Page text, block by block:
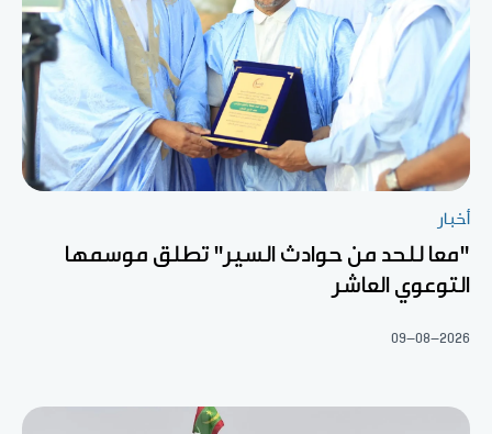
أخبار
"معا للحد من حوادث السير" تطلق موسمها
التوعوي العاشر
09-08-2026